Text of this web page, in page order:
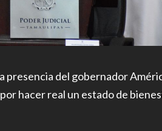
presencia del gobernador
hacer real un estado de